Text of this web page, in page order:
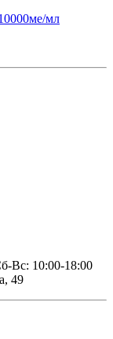
мл
Вс: 10:00-18:00
49